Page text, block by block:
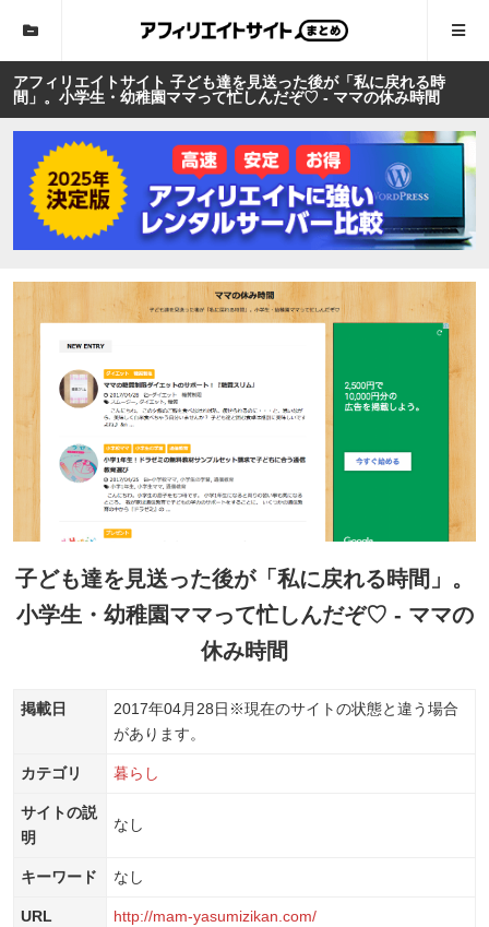
アフィリエイトサイト 子ども達を見送った後が「私に戻れる時
間」。小学生・幼稚園ママって忙しんだぞ♡ - ママの休み時間
子ども達を見送った後が「私に戻れる時間」。
小学生・幼稚園ママって忙しんだぞ♡ - ママの
休み時間
掲載日 2017年04月28日 ※現在のサイトの状態と違う場合
があります。
カテゴリ 暮らし
サイトの説
明
なし
キーワード なし
URL http://mam-yasumizikan.com/